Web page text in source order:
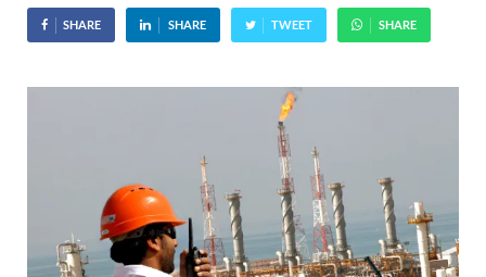
SHARE SHARE TWEET SHARE